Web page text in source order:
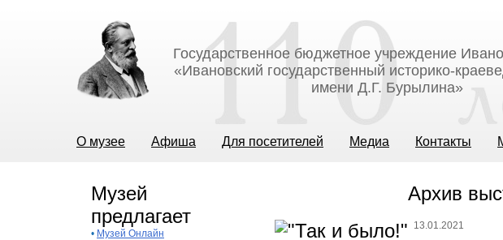
Государственное бюджетное учреждение
«Ивановский государственный историко-
имени Д.Г. Бурылина»
О музее Афиша Для посетителей Медиа Контакты
Музей
предлагает
• Музей Онлайн
Архив
13.01.2021